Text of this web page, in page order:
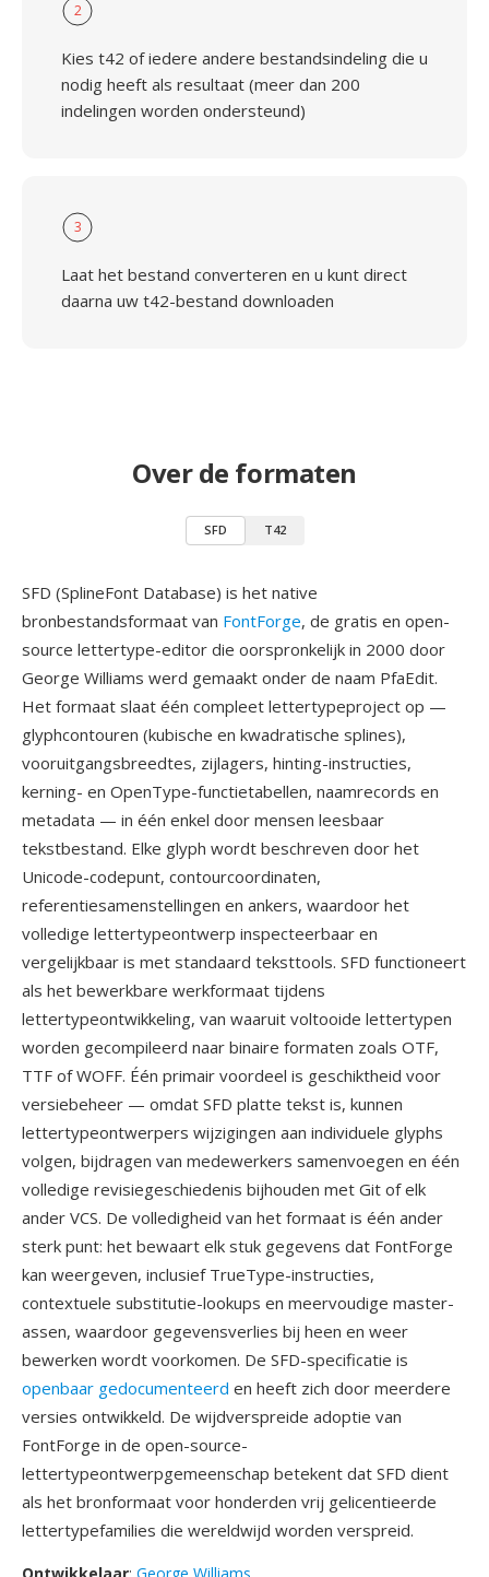
2
Kies t42 of iedere andere bestandsindeling die u
nodig heeft als resultaat (meer dan 200
indelingen worden ondersteund)
3
Laat het bestand converteren en u kunt direct
daarna uw t42-bestand downloaden
Over de formaten
SFD T42
SFD (SplineFont Database) is het native
bronbestandsformaat van FontForge, de gratis en open-
source lettertype-editor die oorspronkelijk in 2000 door
George Williams werd gemaakt onder de naam PfaEdit.
Het formaat slaat één compleet lettertypeproject op —
glyphcontouren (kubische en kwadratische splines),
vooruitgangsbreedtes, zijlagers, hinting-instructies,
kerning- en OpenType-functietabellen, naamrecords en
metadata — in één enkel door mensen leesbaar
tekstbestand. Elke glyph wordt beschreven door het
Unicode-codepunt, contourcoordinaten,
referentiesamenstellingen en ankers, waardoor het
volledige lettertypeontwerp inspecteerbaar en
vergelijkbaar is met standaard teksttools. SFD functioneert
als het bewerkbare werkformaat tijdens
lettertypeontwikkeling, van waaruit voltooide lettertypen
worden gecompileerd naar binaire formaten zoals OTF,
TTF of WOFF. Één primair voordeel is geschiktheid voor
versiebeheer — omdat SFD platte tekst is, kunnen
lettertypeontwerpers wijzigingen aan individuele glyphs
volgen, bijdragen van medewerkers samenvoegen en één
volledige revisiegeschiedenis bijhouden met Git of elk
ander VCS. De volledigheid van het formaat is één ander
sterk punt: het bewaart elk stuk gegevens dat FontForge
kan weergeven, inclusief TrueType-instructies,
contextuele substitutie-lookups en meervoudige master-
assen, waardoor gegevensverlies bij heen en weer
bewerken wordt voorkomen. De SFD-specificatie is
openbaar gedocumenteerd en heeft zich door meerdere
versies ontwikkeld. De wijdverspreide adoptie van
FontForge in de open-source-
lettertypeontwerpgemeenschap betekent dat SFD dient
als het bronformaat voor honderden vrij gelicentieerde
lettertypefamilies die wereldwijd worden verspreid.